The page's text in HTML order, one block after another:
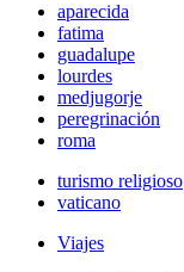
aparecida
fatima
guadalupe
lourdes
medjugorje
peregrinación
roma
turismo religioso
vaticano
Viajes